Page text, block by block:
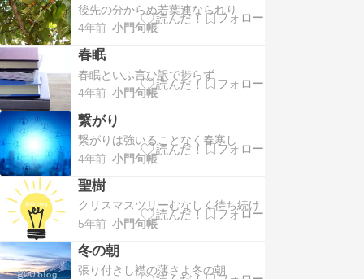
後先の分から ぬ若葉連なられり
4年前 小門句帳
春眠
春眠といふ言ひ訳で捗らず
4年前 小門句帳
繋がり
繋がりは強いることなく春寒し
4年前 小門句帳
聖樹
クリスマスツリーむなしく待ち続け
5年前 小門句帳
冬の朝
張り付きし襟の薄さよ冬の朝